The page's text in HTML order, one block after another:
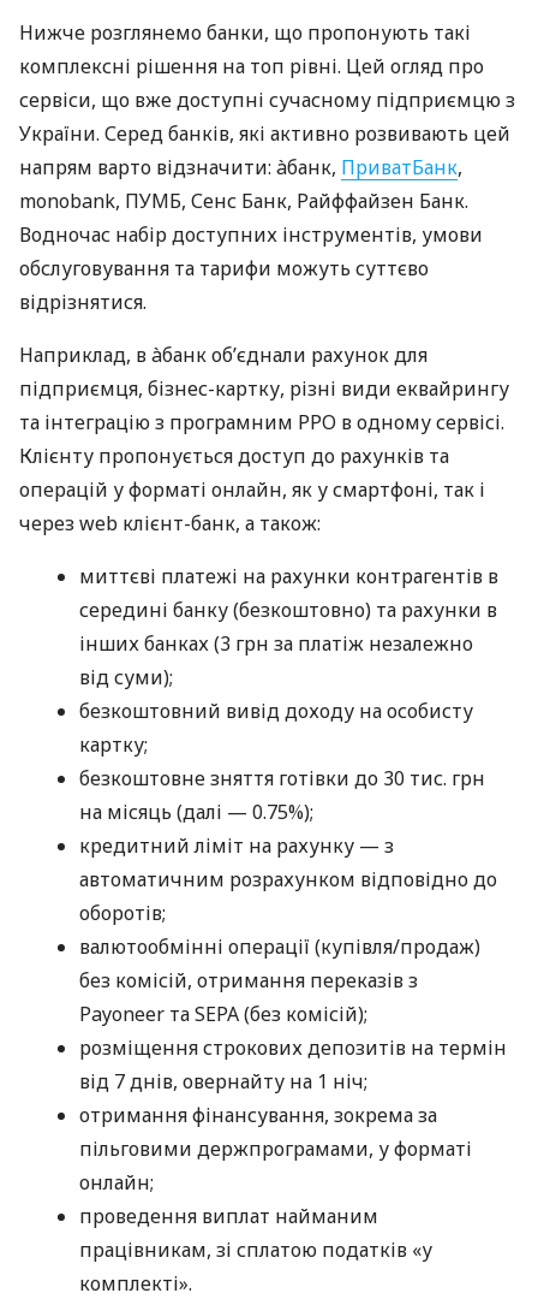
Нижче розглянемо банки, що пропонують такі
комплексні рішення на топ рівні. Цей огляд про
сервіси, що вже доступні сучасному підприємцю з
України. Серед банків, які активно розвивають цей
напрям варто відзначити: àбанк, ПриватБанк,
monobank, ПУМБ, Сенс Банк, Райффайзен Банк.
Водночас набір доступних інструментів, умови
обслуговування та тарифи можуть суттєво
відрізнятися.
Наприклад, в àбанк об’єднали рахунок для
підприємця, бізнес-картку, різні види еквайрингу
та інтеграцію з програмним РРО в одному сервісі.
Клієнту пропонується доступ до рахунків та
операцій у форматі онлайн, як у смартфоні, так і
через web клієнт-банк, а також:
миттєві платежі на рахунки контрагентів в
середині банку (безкоштовно) та рахунки в
інших банках (3 грн за платіж незалежно
від суми);
безкоштовний вивід доходу на особисту
картку;
безкоштовне зняття готівки до 30 тис. грн
на місяць (далі — 0.75%);
кредитний ліміт на рахунку — з
автоматичним розрахунком відповідно до
оборотів;
валютообмінні операції (купівля/продаж)
без комісій, отримання переказів з
Payoneer та SEPA (без комісій);
розміщення строкових депозитів на термін
від 7 днів, овернайту на 1 ніч;
отримання фінансування, зокрема за
пільговими держпрограмами, у форматі
онлайн;
проведення виплат найманим
працівникам, зі сплатою податків «у
комплекті».